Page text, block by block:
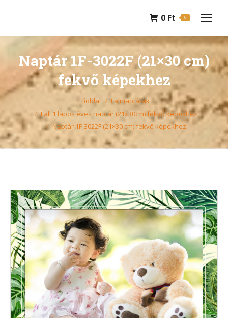
0 Ft 0
Naptár 1F-3022F (21×30 cm)
fekvő képekhez
You are here: Főoldal
Falinaptárak
Fali 1 lapos éves naptár (21x30cm) fekvő képekhez
Naptár 1F-3022F (21×30 cm) fekvő képekhez